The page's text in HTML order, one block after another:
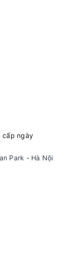
cấp ngày
Park - Hà Nội